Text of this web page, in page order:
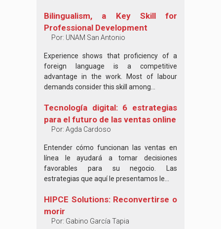
Bilingualism, a Key Skill for
Professional Development
Por: UNAM San Antonio
Experience shows that proficiency of a
foreign language is a competitive
advantage in the work. Most of labour
demands consider this skill among...
Tecnología digital: 6 estrategias
para el futuro de las ventas online
Por: Agda Cardoso
Entender cómo funcionan las ventas en
línea le ayudará a tomar decisiones
favorables para su negocio. Las
estrategias que aquí le presentamos le...
HIPCE Solutions: Reconvertirse o
morir
Por: Gabino García Tapia